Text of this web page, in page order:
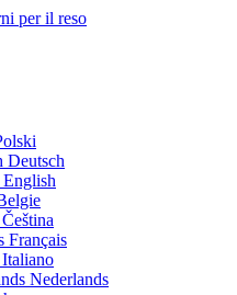
per il reso
Deutsch
English
Čeština
Français
Italiano
Nederlands